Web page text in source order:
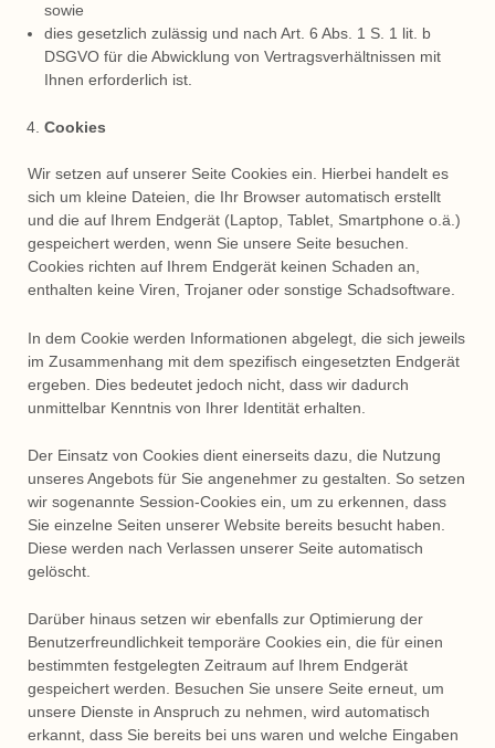
sowie
dies gesetzlich zulässig und nach Art. 6 Abs. 1 S. 1 lit. b
DSGVO für die Abwicklung von Vertragsverhältnissen mit
Ihnen erforderlich ist.
Cookies
Wir setzen auf unserer Seite Cookies ein. Hierbei handelt es
sich um kleine Dateien, die Ihr Browser automatisch erstellt
und die auf Ihrem Endgerät (Laptop, Tablet, Smartphone o.ä.)
gespeichert werden, wenn Sie unsere Seite besuchen.
Cookies richten auf Ihrem Endgerät keinen Schaden an,
enthalten keine Viren, Trojaner oder sonstige Schadsoftware.
In dem Cookie werden Informationen abgelegt, die sich jeweils
im Zusammenhang mit dem spezifisch eingesetzten Endgerät
ergeben. Dies bedeutet jedoch nicht, dass wir dadurch
unmittelbar Kenntnis von Ihrer Identität erhalten.
Der Einsatz von Cookies dient einerseits dazu, die Nutzung
unseres Angebots für Sie angenehmer zu gestalten. So setzen
wir sogenannte Session-Cookies ein, um zu erkennen, dass
Sie einzelne Seiten unserer Website bereits besucht haben.
Diese werden nach Verlassen unserer Seite automatisch
gelöscht.
Darüber hinaus setzen wir ebenfalls zur Optimierung der
Benutzerfreundlichkeit temporäre Cookies ein, die für einen
bestimmten festgelegten Zeitraum auf Ihrem Endgerät
gespeichert werden. Besuchen Sie unsere Seite erneut, um
unsere Dienste in Anspruch zu nehmen, wird automatisch
erkannt, dass Sie bereits bei uns waren und welche Eingaben